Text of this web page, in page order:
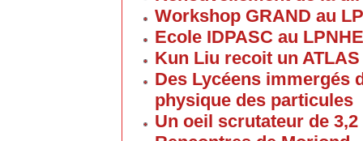
Workshop GRAND au
Ecole IDPASC au LPNHE
Kun Liu recoit un
Des Lycéens immergés
physique des particules
Un oeil scrutateur de